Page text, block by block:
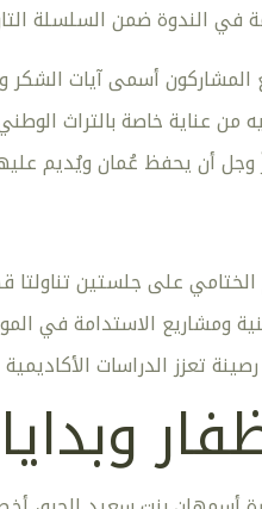
في الندوة ضمن السلسلة
المشاركون أسمى آيات
من عناية خاصة بالتراث
أن يحفظ عُمان ويُديم
على جلستين تناولتا
ومشاريع الاستدامة في
تعزز الدراسات